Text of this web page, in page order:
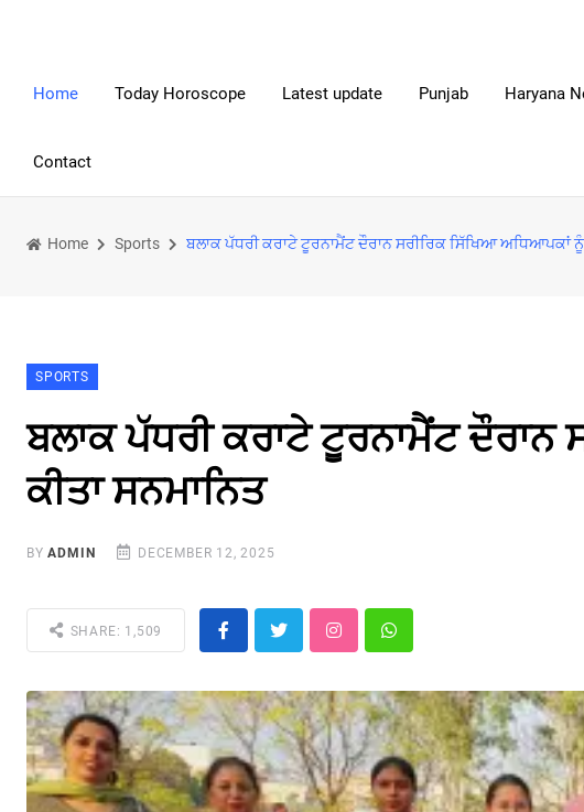
Home Today Horoscope Latest update Punjab Haryana
Contact
Home Sports ਬਲਾਕ ਪੱਧਰੀ ਕਰਾਟੇ ਟੂਰਨਾਮੈਂਟ ਦੌਰਾਨ ਸਰੀਰਿਕ ਸਿੱਖਿਆ ਅਧਿਆਪਕਾਂ ਨੂੰ
SPORTS
ਬਲਾਕ ਪੱਧਰੀ ਕਰਾਟੇ ਟੂਰਨਾਮੈਂਟ
ਕੀਤਾ ਸਨਮਾਨਿਤ
BYADMIN DECEMBER 12, 2025
SHARE: 1,509